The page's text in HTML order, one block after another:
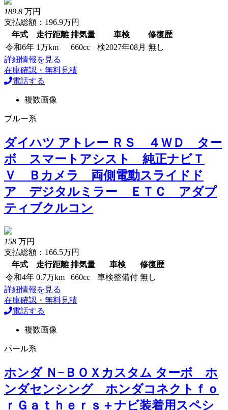
189.8 万円
支払総額：196.9万円
年式
走行距離 排気量 車検
修復歴
令和6年 1万km 660cc 検2027年08月 無し
詳細情報を見る
在庫確認・無料見積
電話する
複数画像
ブルー系
ダイハツ アトレー ＲＳ ４ＷＤ ター
ボ スマートアシスト 純正ナビＴ
Ｖ Ｂカメラ 両側電動スライドド
ア デジタルミラー ＥＴＣ アダプ
ティブクルコン
158 万円
支払総額：166.5万円
年式
走行距離 排気量 車検
修復歴
令和4年 0.7万km 660cc 車検整備付 無し
詳細情報を見る
在庫確認・無料見積
電話する
複数画像
パール系
ホンダ Ｎ−ＢＯＸカスタム ターボ ホ
ンダセンシング ホンダコネクトｆｏ
ｒＧａｔｈｅｒｓ＋ナビ装着用スペシ